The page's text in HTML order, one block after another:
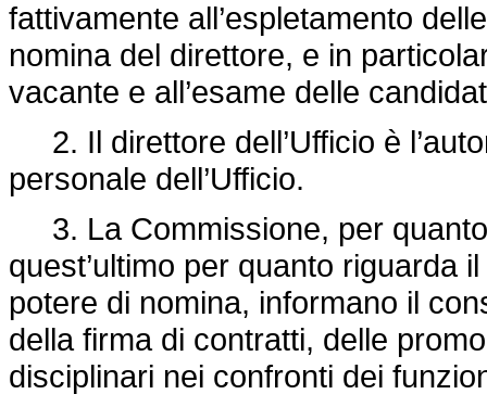
fattivamente all’espletamento
nomina del direttore, e in
vacante e all’esame delle
2. Il direttore dell’Ufficio è
personale dell’Ufficio.
3. La Commissione, per quanto
quest’ultimo per quanto riguarda
potere di nomina, informano il
della firma di contratti, delle
disciplinari nei confronti dei